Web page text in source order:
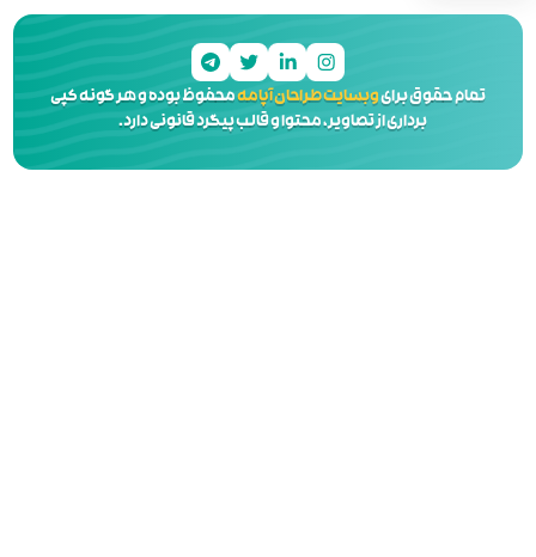
محفوظ بوده و هر گونه کپی
و قالب پیگرد قانونی دارد.